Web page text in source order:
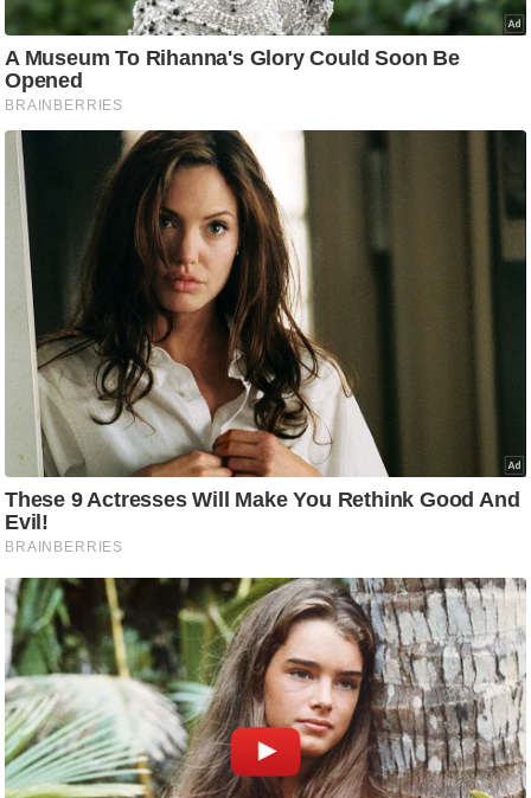
फै
श
न
लू
नु
स्खे
प
र्य
ट
न
स्थ
ल
फि
ट
स
मं
त्रा
रि
ले
श
न